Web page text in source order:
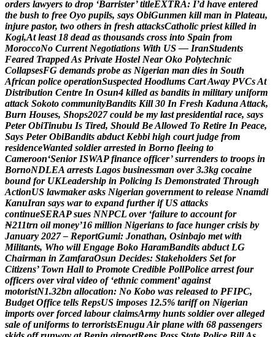
orders lawyers to drop ‘Barrister’ titleEXTRA: I’d have entered
the bush to free Oyo pupils, says ObiGunmen kill man in Plateau,
injure pastor, two others in fresh attacksCatholic priest killed in
Kogi,At least 18 dead as thousands cross into Spain from
MoroccoNo Current Negotiations With US — IranStudents
Feared TrappedAs Private Hostel Near Oko Polytechnic
CollapsesFG demands probe as Nigerian man dies in South
African police operationSuspected Hoodlums CartAway PVCsAt
Distribution Centre In Osun4 killed as bandits in military uniform
attack Sokoto communityBandits Kill 30 In Fresh KadunaAttack,
Burn Houses, Shops2027 could be my last presidential race, says
Peter ObiTinubu Is Tired, Should BeAllowed To Retire In Peace,
Says Peter ObiBandits abduct Kebbi high court judge from
residenceWanted soldier arrested in Borno fleeing to
Cameroon‘Senior ISWAP finance officer’ surrenders to troops in
BornoNDLEA arrests Lagos businessman over 3.3kg cocaine
bound for UKLeadership in Policing Is Demonstrated Through
ActionUS lawmaker asks Nigerian government to release Nnamdi
KanuIran says war to expand further if US attacks
continueSERAP sues NNPCL over ‘failure to account for
₦211trn oil money’16 million Nigerians to face hunger crisis by
January 2027 – ReportGumi: Jonathan, Osinbajo met with
Militants, Who will Engage Boko HaramBandits abduct LG
Chairman in ZamfaraOsun Decides: Stakeholders Set for
Citizens’ Town Hall to Promote Credible PollPolice arrest four
officers over viral video of ‘ethnic comment’ against
motoristN1.32bn allocation: No Kobo was released to PFIPC,
Budget Office tells RepsUS imposes 12.5% tariff on Nigerian
imports over forced labour claimsArmy hunts soldier over alleged
sale of uniforms to terroristsEnuguAir plane with 68 passengers